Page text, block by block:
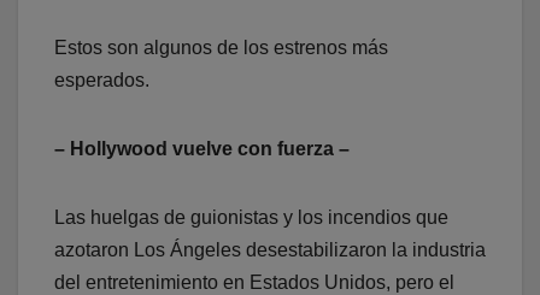
Estos son algunos de los estrenos más
esperados.
– Hollywood vuelve con fuerza –
Las huelgas de guionistas y los incendios que
azotaron Los Ángeles desestabilizaron la industria
del entretenimiento en Estados Unidos, pero el